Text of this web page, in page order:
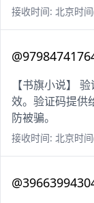
接收时间: 北京时
【书旗小说】
效。验证码提供
防被骗。
接收时间: 北京时